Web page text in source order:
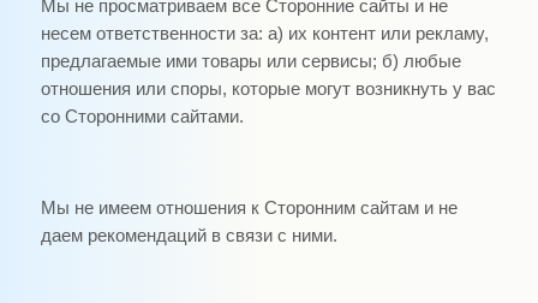
Мы не просматриваем все Сторонние сайты и не
несем ответственности за: а) их контент или рекламу,
предлагаемые ими товары или сервисы; б) любые
отношения или споры, которые могут возникнуть у вас
со Сторонними сайтами.
Мы не имеем отношения к Сторонним сайтам и не
даем рекомендаций в связи с ними.